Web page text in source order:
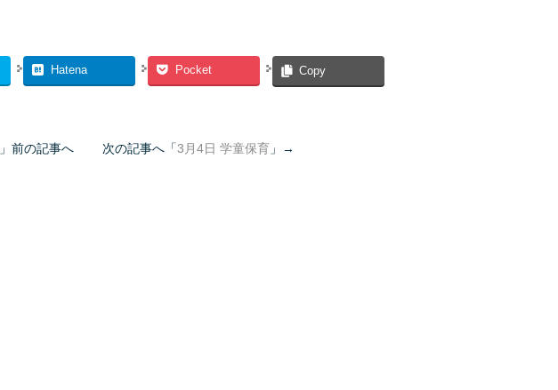
Hatena Pocket Copy
」前の記事へ 次の記事へ「3月4日 学童保育 」→